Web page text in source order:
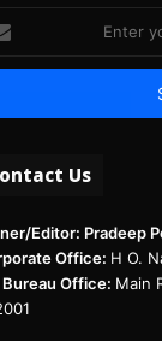
Us
Editor: Pradeep
Office: H O.
Bureau Office: Main